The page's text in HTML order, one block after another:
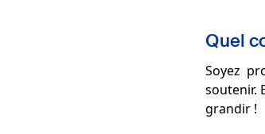
Quel
Soyez
soutenir.
grandir !